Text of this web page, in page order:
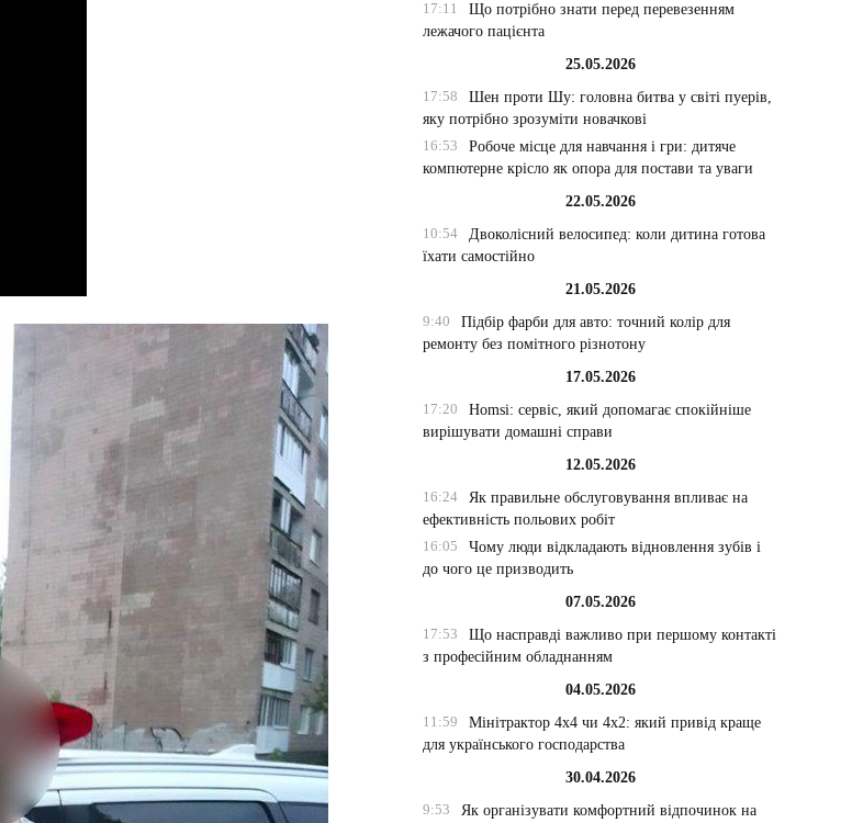
17:11
Що потрібно знати перед перевезенням
лежачого пацієнта
25.05.2026
17:58
Шен проти Шу: головна битва у світі пуерів,
яку потрібно зрозуміти новачкові
16:53
Робоче місце для навчання і гри: дитяче
компютерне крісло як опора для постави та уваги
22.05.2026
10:54
Двоколісний велосипед: коли дитина готова
їхати самостійно
21.05.2026
9:40
Підбір фарби для авто: точний колір для
ремонту без помітного різнотону
17.05.2026
17:20
Homsi: сервіс, який допомагає спокійніше
вирішувати домашні справи
12.05.2026
16:24
Як правильне обслуговування впливає на
ефективність польових робіт
16:05
Чому люди відкладають відновлення зубів і
до чого це призводить
07.05.2026
17:53
Що насправді важливо при першому контакті
з професійним обладнанням
04.05.2026
11:59
Мінітрактор 4х4 чи 4х2: який привід краще
для українського господарства
30.04.2026
9:53
Як організувати комфортний відпочинок на